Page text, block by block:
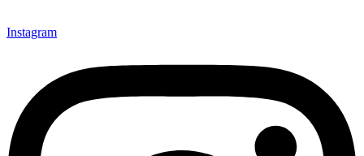
Instagram